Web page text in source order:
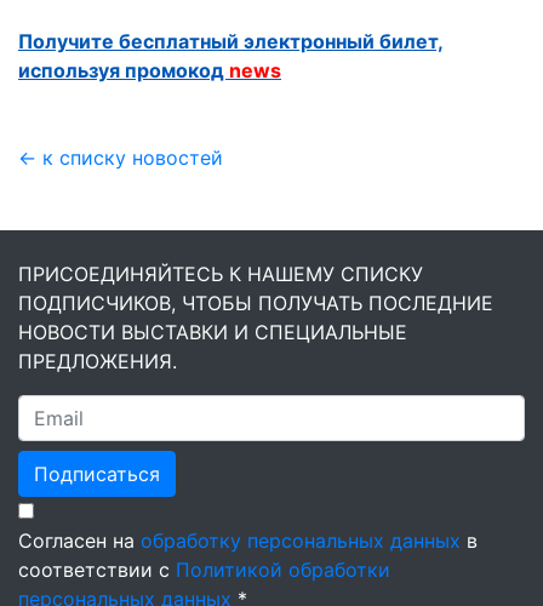
Получите бесплатный электронный билет,
используя промокод news
← к списку новостей
ПРИСОЕДИНЯЙТЕСЬ К НАШЕМУ СПИСКУ
ПОДПИСЧИКОВ, ЧТОБЫ ПОЛУЧАТЬ ПОСЛЕДНИЕ
НОВОСТИ ВЫСТАВКИ И СПЕЦИАЛЬНЫЕ
ПРЕДЛОЖЕНИЯ.
Подписаться
Согласен на обработку персональных данных в
соответствии с Политикой обработки
персональных данных *